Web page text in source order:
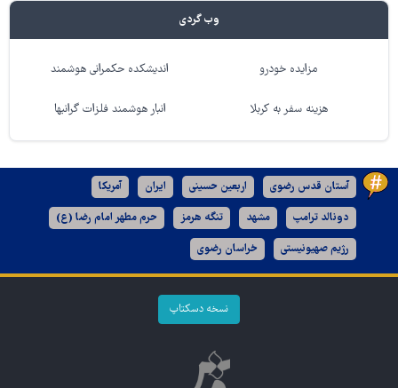
وب گردی
مزایده خودرو اندیشکده حکمرانی هوشمند
هزینه سفر به کربلا انبار هوشمند فلزات گرانبها
آستان قدس رضوی اربعین حسینی ایران آمریکا
دونالد ترامپ مشهد تنگه هرمز حرم مطهر امام رضا (ع)
رژیم صهیونیستی خراسان رضوی
نسخه دسکتاپ